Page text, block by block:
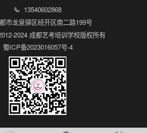
 13540602868
市龙泉驿区经开区南二路199号
2024 成都艺考培训学校版权所有
蜀ICP备2023016057号-4